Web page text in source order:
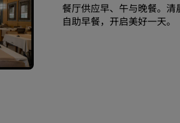
餐厅供应早、午与晚餐。
自助早餐，开启美好一天。